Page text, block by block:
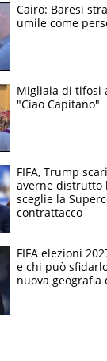
Cairo: Baresi
umile come
Migliaia di tifosi
"Ciao Capitano"
FIFA, Trump
averne distrutto
sceglie la
contrattacco
FIFA elezioni
e chi può
nuova geografia